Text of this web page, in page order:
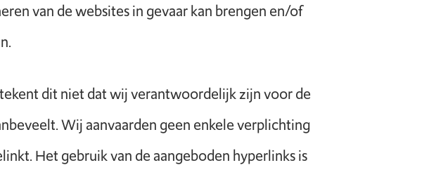
van de websites in gevaar kan brengen en/of
dit niet dat wij verantwoordelijk zijn voor de
Wij aanvaarden geen enkele verplichting
Het gebruik van de aangeboden hyperlinks is